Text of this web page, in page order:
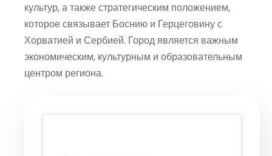
культур, а также стратегическим положением,
которое связывает Боснию и Герцеговину с
Хорватией и Сербией. Город является важным
экономическим, культурным и образовательным
центром региона.